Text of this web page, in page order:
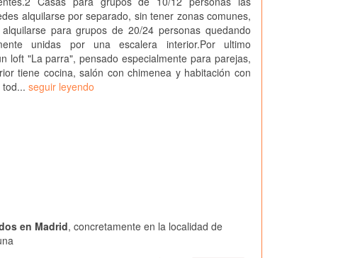
alquilarse por separado, sin tener zonas comunes,
para grupos de 20/24 personas quedando
unidas por una escalera interior.Por ultimo
loft "La parra", pensado especialmente para parejas,
tiene cocina, salón con chimenea y habitación con
seguir leyendo
en Madrid, concretamente en la localidad de